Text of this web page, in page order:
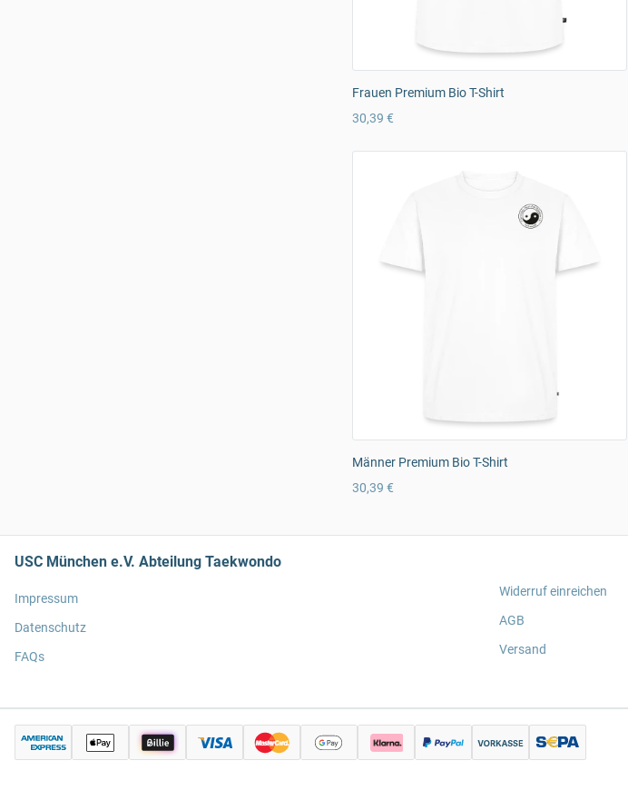
Frauen Premium Bio T-Shirt
30,39 €
Männer Premium Bio T-Shirt
30,39 €
USC München e.V. Abteilung Taekwondo
Impressum
Datenschutz
FAQs
Widerruf einreichen
AGB
Versand